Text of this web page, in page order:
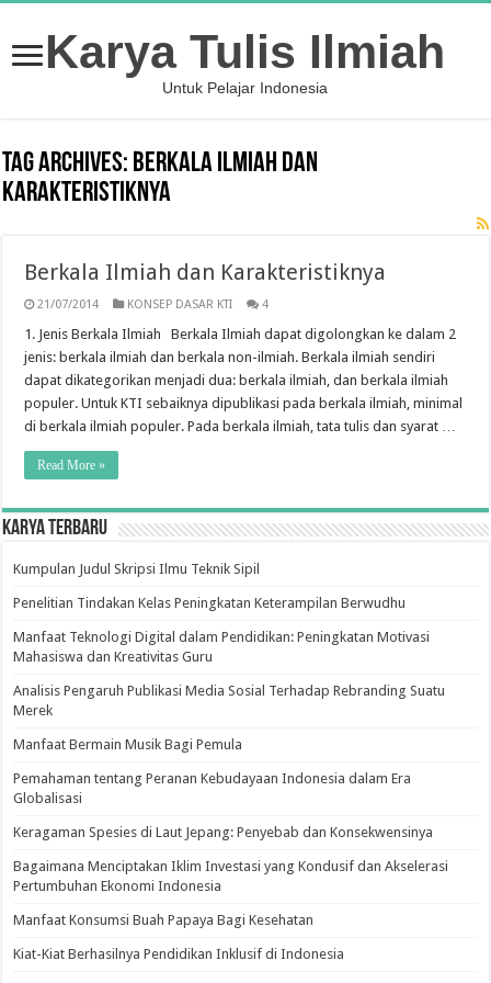
Karya Tulis Ilmiah
Untuk Pelajar Indonesia
Tag Archives: Berkala Ilmiah dan
Karakteristiknya
Berkala Ilmiah dan Karakteristiknya
21/07/2014 KONSEP DASAR KTI 4
1. Jenis Berkala Ilmiah Berkala Ilmiah dapat digolongkan ke dalam 2
jenis: berkala ilmiah dan berkala non-ilmiah. Berkala ilmiah sendiri
dapat dikategorikan menjadi dua: berkala ilmiah, dan berkala ilmiah
populer. Untuk KTI sebaiknya dipublikasi pada berkala ilmiah, minimal
di berkala ilmiah populer. Pada berkala ilmiah, tata tulis dan syarat …
Read More »
Karya Terbaru
Kumpulan Judul Skripsi Ilmu Teknik Sipil
Penelitian Tindakan Kelas Peningkatan Keterampilan Berwudhu
Manfaat Teknologi Digital dalam Pendidikan: Peningkatan Motivasi
Mahasiswa dan Kreativitas Guru
Analisis Pengaruh Publikasi Media Sosial Terhadap Rebranding Suatu
Merek
Manfaat Bermain Musik Bagi Pemula
Pemahaman tentang Peranan Kebudayaan Indonesia dalam Era
Globalisasi
Keragaman Spesies di Laut Jepang: Penyebab dan Konsekwensinya
Bagaimana Menciptakan Iklim Investasi yang Kondusif dan Akselerasi
Pertumbuhan Ekonomi Indonesia
Manfaat Konsumsi Buah Papaya Bagi Kesehatan
Kiat-Kiat Berhasilnya Pendidikan Inklusif di Indonesia